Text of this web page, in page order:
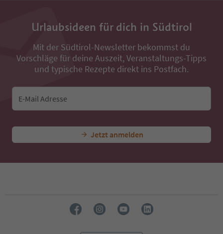
Urlaubsideen für dich in Südtirol
Mit der Südtirol-Newsletter bekommst du
Vorschläge für deine Auszeit, Veranstaltungs-Tipps
und typische Rezepte direkt ins Postfach.
E-Mail Adresse
Jetzt anmelden